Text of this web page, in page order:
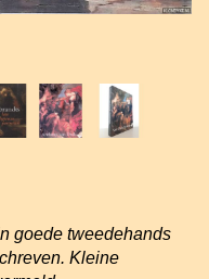
goede tweedehands
Kleine